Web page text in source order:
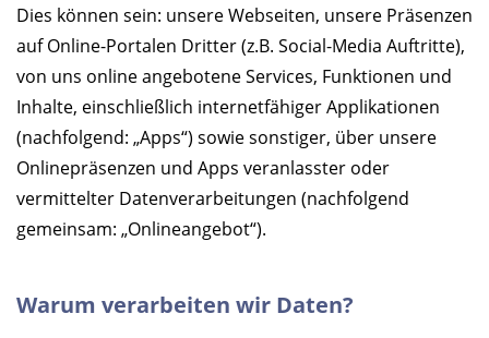
Dies können sein: unsere Webseiten, unsere Präsenzen
auf Online-Portalen Dritter (z.B. Social-Media Auftritte),
von uns online angebotene Services, Funktionen und
Inhalte, einschließlich internetfähiger Applikationen
(nachfolgend: „Apps“) sowie sonstiger, über unsere
Onlinepräsenzen und Apps veranlasster oder
vermittelter Datenverarbeitungen (nachfolgend
gemeinsam: „Onlineangebot“).
Warum verarbeiten wir Daten?